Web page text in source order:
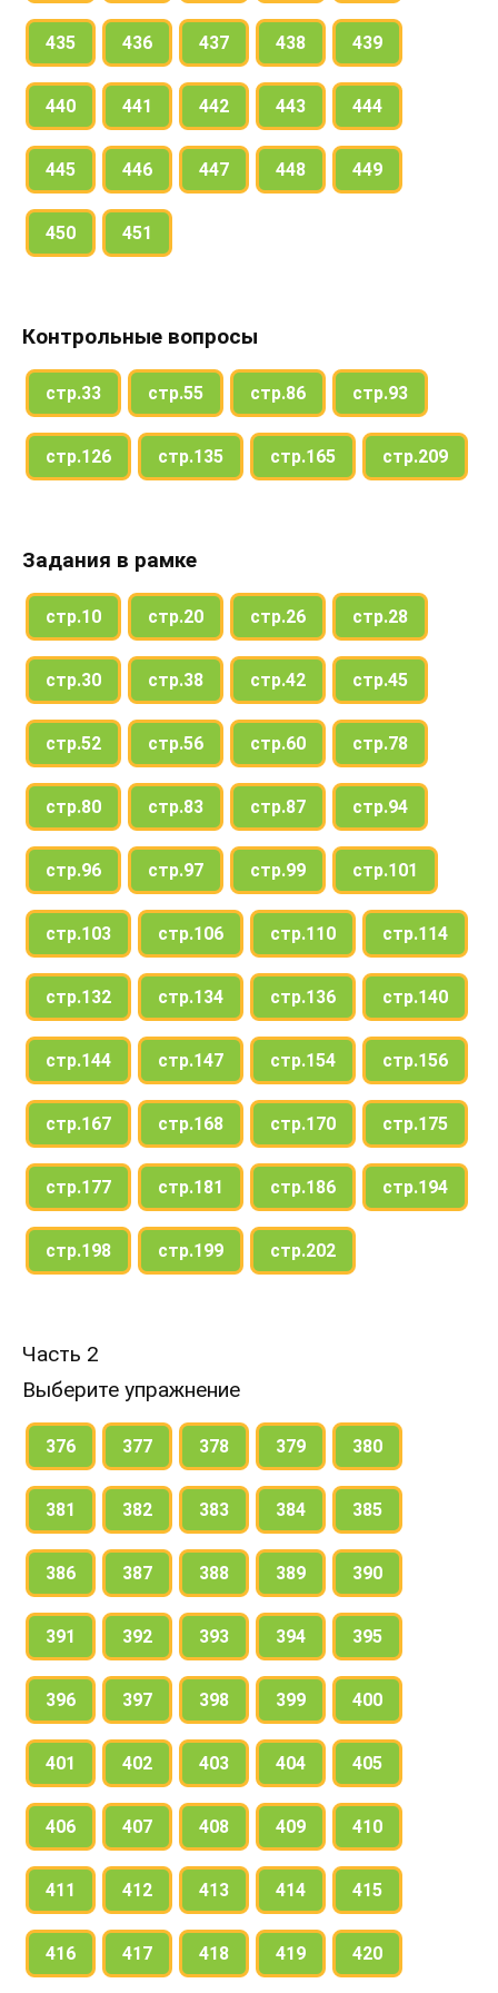
435 436 437 438 439
440 441 442 443 444
445 446 447 448 449
450 451
Контрольные вопросы
стр.33 стр.55 стр.86 стр.93
стр.126 стр.135 стр.165 стр.209
Задания в рамке
стр.10 стр.20 стр.26 стр.28
стр.30 стр.38 стр.42 стр.45
стр.52 стр.56 стр.60 стр.78
стр.80 стр.83 стр.87 стр.94
стр.96 стр.97 стр.99 стр.101
стр.103 стр.106 стр.110 стр.114
стр.132 стр.134 стр.136 стр.140
стр.144 стр.147 стр.154 стр.156
стр.167 стр.168 стр.170 стр.175
стр.177 стр.181 стр.186 стр.194
стр.198 стр.199 стр.202
Часть 2
Выберите упражнение
376 377 378 379 380
381 382 383 384 385
386 387 388 389 390
391 392 393 394 395
396 397 398 399 400
401 402 403 404 405
406 407 408 409 410
411 412 413 414 415
416 417 418 419 420